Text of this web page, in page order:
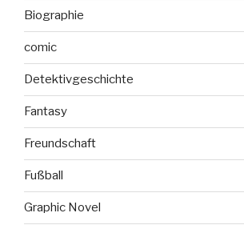
Biographie
comic
Detektivgeschichte
Fantasy
Freundschaft
Fußball
Graphic Novel